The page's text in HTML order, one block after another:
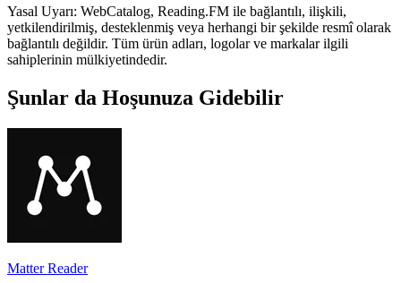
Yasal Uyarı: WebCatalog, Reading.FM ile bağlantılı, ilişkili,
yetkilendirilmiş, desteklenmiş veya herhangi bir şekilde resmî olarak
bağlantılı değildir. Tüm ürün adları, logolar ve markalar ilgili
sahiplerinin mülkiyetindedir.
Şunlar da Hoşunuza Gidebilir
Matter Reader